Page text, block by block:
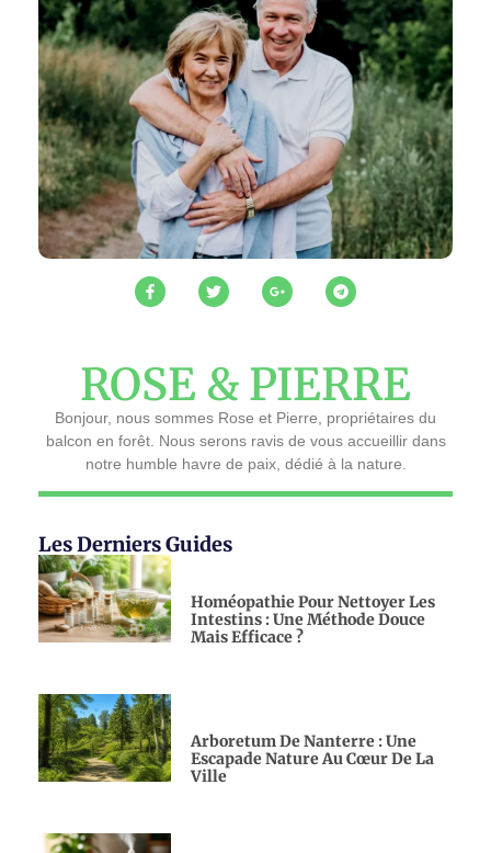
ROSE & PIERRE
Bonjour, nous sommes Rose et Pierre, propriétaires du
balcon en forêt. Nous serons ravis de vous accueillir dans
notre humble havre de paix, dédié à la nature.
Les Derniers Guides
Homéopathie Pour Nettoyer Les
Intestins : Une Méthode Douce
Mais Efficace ?
Arboretum De Nanterre : Une
Escapade Nature Au Cœur De La
Ville